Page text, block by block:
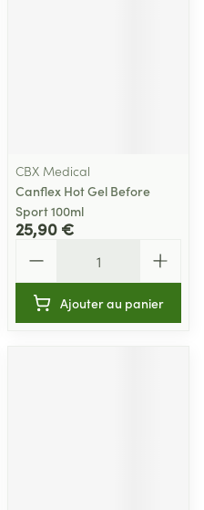
CBX Medical
Canflex Hot Gel Before
Sport 100ml
25,90 €
Ajouter au panier